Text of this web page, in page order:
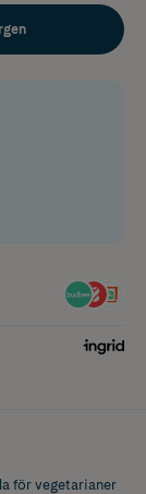
för vegetarianer